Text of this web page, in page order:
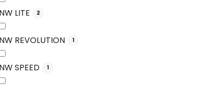
LITE 2
REVOLUTION 1
SPEED 1